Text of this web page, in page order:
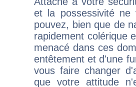
et la possessivité
pouvez, bien que de
rapidement colérique
menacé dans ces
entêtement et d'une
vous faire changer
que votre attitude